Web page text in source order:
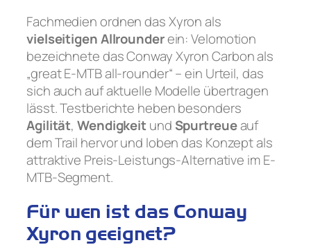
Fachmedien ordnen das Xyron als
vielseitigen Allrounderein: Velomotion
bezeichnete das Conway Xyron Carbon als
„great E-MTB all-rounder“ – ein Urteil, das
sich auch auf aktuelle Modelle übertragen
lässt. Testberichte heben besonders
Agilität,Wendigkeit und Spurtreueauf
dem Trail hervor und loben das Konzept als
attraktive Preis-Leistungs-Alternative im E-
MTB-Segment.
Für wen ist das Conway
Xyron geeignet?